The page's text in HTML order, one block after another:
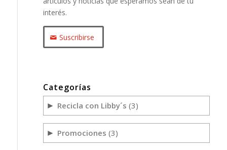
interés.
Suscribirse
Categorías
► Recicla con Libby´s (3)
► Promociones (3)